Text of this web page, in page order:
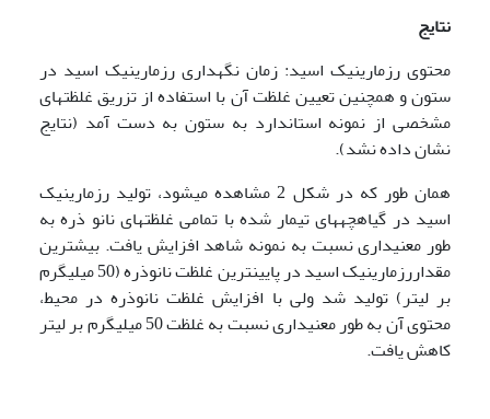
نتایج
محتوی رزمارینیک اسید: زمان نگهداری رزمارینیک اسید در
ستون و همچنین تعیین غلظت آن با استفاده از تزریق غلظتهای
مشخصی از نمونه استاندارد به ستون به دست آمد (نتایج
نشان داده نشد).
همان طور که در شکل 2 مشاهده می­شود، تولید رزمارینیک
اسید در گیاهچه­های تیمار شده با تمامی غلظتهای نانو ذره به
طور معنی­داری نسبت به نمونه شاهد افزایش یافت. بیشترین
مقداررزمارینیک اسید در پایین­ترین غلظت نانوذره (50 میلی­گرم
بر لیتر) تولید شد ولی با افزایش غلظت نانوذره در محیط،
محتوی آن به طور معنی­داری نسبت به غلظت 50 میلی­گرم بر لیتر
کاهش یافت.